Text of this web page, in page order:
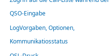
QSO-Eingabe
LogVorgaben, Optionen,
Kommunikatiosstatus